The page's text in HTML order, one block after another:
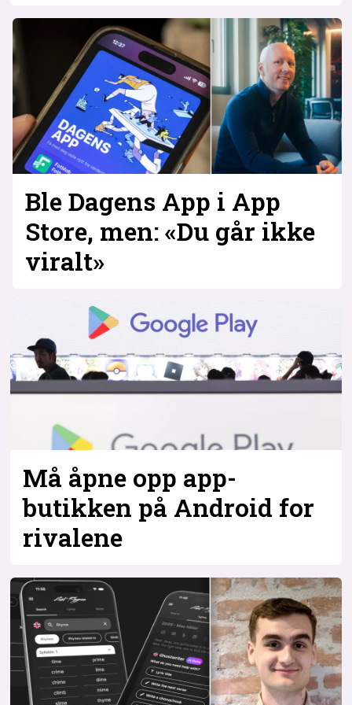
Ble Dagens App i App
Store, men: «Du går ikke
viralt»
Må åpne opp app-
butikken på Android for
rivalene